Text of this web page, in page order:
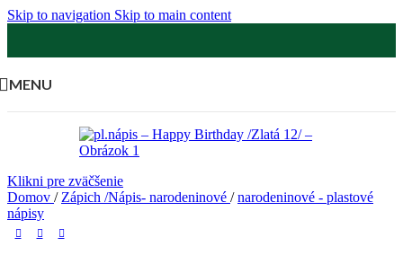
Skip to navigation Skip to main content
MENU
Klikni pre zväčšenie
Domov / Zápich /Nápis- narodeninové / narodeninové - plastové
nápisy